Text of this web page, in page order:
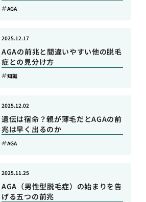
AGA
AGAの前兆と間違いやすい他の脱毛
症との見分け方
2025.12.17
知識
遺伝は宿命？親が薄毛だとAGAの前
兆は早く出るのか
2025.12.02
AGA
AGA（男性型脱毛症）の始まりを告
げる五つの前兆
2025.11.25